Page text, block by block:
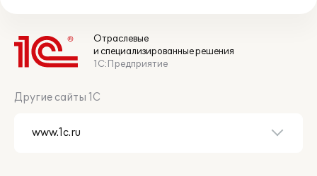
Отраслевые
и специализированные решения
1С:Предприятие
Другие сайты 1С